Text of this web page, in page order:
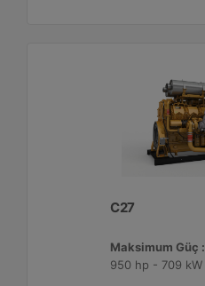
C27
Maksimum Güç :
950 hp - 709 kW